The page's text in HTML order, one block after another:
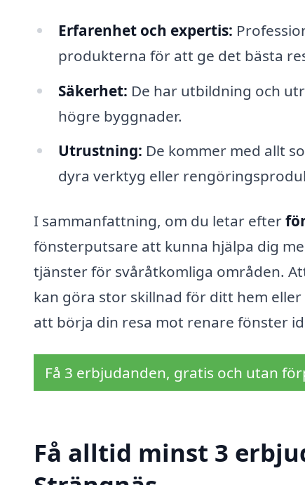
Erfarenhet och expertis:
produkterna för att ge det bästa
Säkerhet: De har utbildning och
högre byggnader.
Utrustning: De kommer med allt
dyra verktyg eller
I sammanfattning, om du letar efter
fönsterputsare att kunna hjälpa dig
tjänster för svåråtkomliga områden.
kan göra stor skillnad för ditt hem
att börja din resa mot renare fönster
Få 3 erbjudanden, gratis och utan
Få alltid minst 3